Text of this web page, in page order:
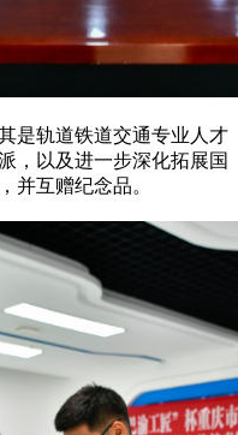
轨道铁道交通专业人才
，以及进一步深化拓展国
并互赠纪念品。